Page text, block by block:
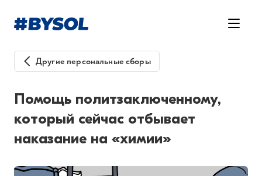
Другие персональные сборы
Помощь политзаключенному,
который сейчас отбывает
наказание на «химии»